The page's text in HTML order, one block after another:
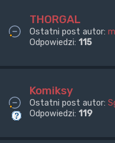
THORGAL
Ostatni post autor:
Odpowiedzi: 115
Komiksy
Ostatni post autor:
Odpowiedzi: 119